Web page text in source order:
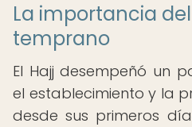
La importancia
temprano
El Hajj desempeñó un
el establecimiento y la
desde sus primeros